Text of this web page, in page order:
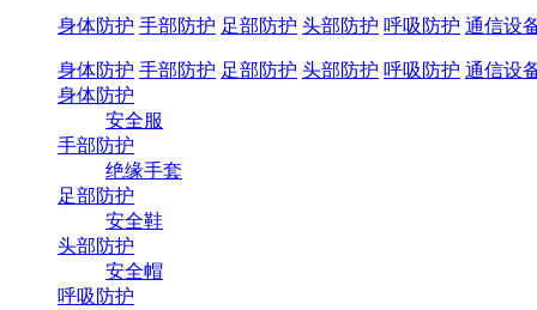
身体防护 手部防护 足部防护 头部防护 呼吸防护 通信设
身体防护 手部防护 足部防护 头部防护 呼吸防护 通信设
身体防护
安全服
手部防护
绝缘手套
足部防护
安全鞋
头部防护
安全帽
呼吸防护